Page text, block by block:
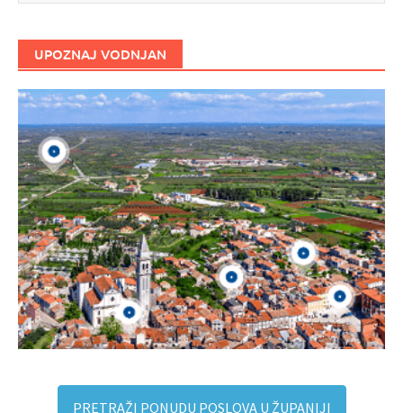
UPOZNAJ VODNJAN
PRETRAŽI PONUDU POSLOVA U ŽUPANIJI